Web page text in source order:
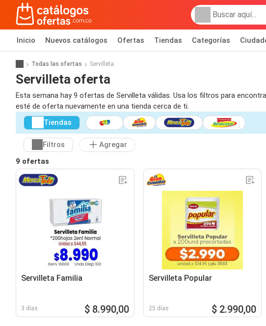
Inicio Nuevos catálogos Ofertas Tiendas Categorías
Todas las ofertas Servilleta
Servilleta oferta
Esta semana hay 9 ofertas de Servilleta válidas. Usa los filtros para
esté de oferta nuevamente en una tienda cerca de ti.
Tiendas
Filtros
Agregar
9 ofertas
Servilleta Familia
3 días $ 8.990,00
Servilleta Popular
25 días $ 2.990,00